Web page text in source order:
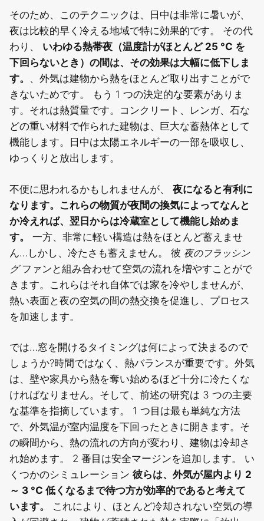
そのため、このテクニックは、日中は非常に暑いが、
夜は比較的早く冷える地域で特に効果的です。 その代
わり、 いわゆる熱帯夜（温度計がほとんど 25 °C を
下回らないとき）の間は、その効果は大幅に低下しま
す。 、外気は建物から熱をほとんど取り出すことがで
きないためです。
もう 1 つの決定的な要素がありま
す。それは熱質量です。コンクリート、レンガ、石な
どの重い材料で作られた建物は、巨大な蓄熱体として
機能します。日中は太陽エネルギーの一部を吸収し、
ゆっくりと放出します。
不便に思われるかもしれませんが、 夜になると有利に
なります。これらの物質が夜間の換気によってなんと
か冷えれば、翌日からは冷蔵室として機能し始めま
す。
一方、非常に軽い構造は熱をほとんど蓄えませ
ん…しかし、冷たさも蓄えません。 彼 夜のフラッシン
グファンと組み合わせて空気の流れを増やすことがで
きます。これらはそれ自体では家を冷やしませんが、
熱い表面と夜の空気の間の熱交換を促進し、プロセス
を加速します。
では…窓を開けるタイミングは何によって決まるので
しょうか?時間ではなく、熱バランスが重要です。外気
は、壁や家具から熱を奪い始めるほど十分に冷たくな
ければなりません。そして、前述の研究は 3 つの主要
な基準を指摘しています。 1 つ目は最も単純な方法
で、外気温が室内温度を下回ったときに開きます。そ
の瞬間から、熱の流れの方向が変わり、建物は冷却さ
れ始めます。 2 番目は安全マージンを追加します。 い
くつかのシミュレーション 彼らは、外気が屋内より 2
～ 3 °C 低くなるまで待つ方が効率的であると考えて
います。
これにより、ほとんど冷却されない空気の導